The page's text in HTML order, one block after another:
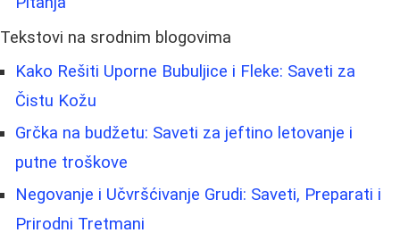
Tekstovi na srodnim blogovima
Kako Rešiti Uporne Bubuljice i Fleke: Saveti za
Čistu Kožu
Grčka na budžetu: Saveti za jeftino letovanje i
putne troškove
Negovanje i Učvršćivanje Grudi: Saveti, Preparati i
Prirodni Tretmani